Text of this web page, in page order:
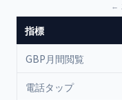
指標
GBP月間閲覧
電話タップ